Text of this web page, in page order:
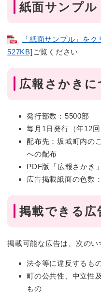
紙面サンプル
「紙面サンプル」を
527KB] ご覧ください
広報さかきに
発行部数：5500部
毎月1日発行（年12回
配布先：坂城町内の
への配布
PDF版「広報さかき
広告掲載紙面の色数
掲載できる広
掲載可能な広告は、次のい
法令等に違反するも
町の公共性、中立性
もの